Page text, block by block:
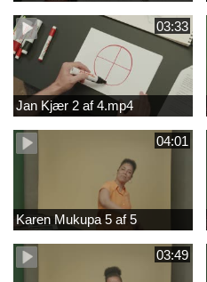
03:33
Jan Kjær 2 af 4.mp4
04:01
Karen Mukupa 5 af 5
03:49